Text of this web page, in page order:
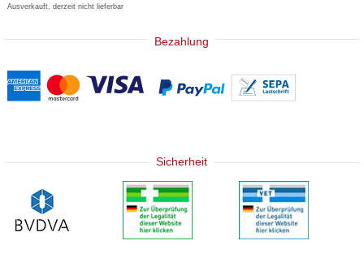
Ausverkauft, derzeit nicht lieferbar
Bezahlung
Sicherheit